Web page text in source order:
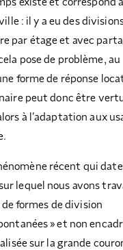
: il y a eu des
par étage et avec
pose de problème, au
forme de réponse
peut donc être
à l’adaptation aux
récent qui
lequel nous avons
de formes de division
» et non
sur la grande